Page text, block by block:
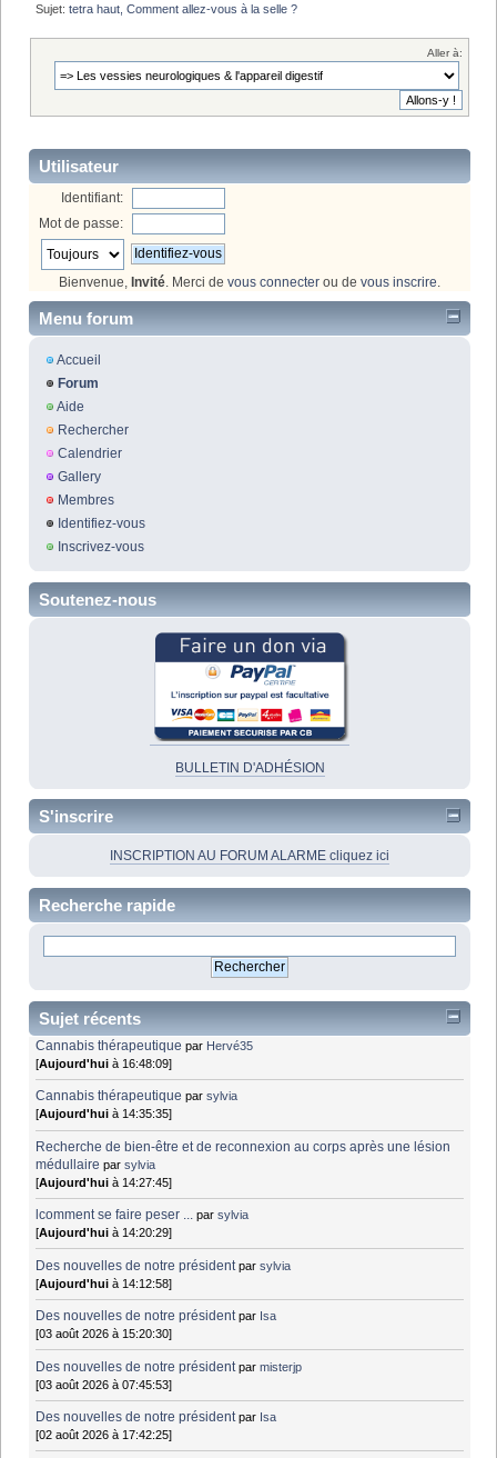
Sujet:tetra haut, Comment allez-vous à la selle ?
Aller à:
Utilisateur
Identifiant:
Mot de passe:
Bienvenue, Invité. Merci de vous connecter ou de vous inscrire.
Menu forum
Accueil
Forum
Aide
Rechercher
Calendrier
Gallery
Membres
Identifiez-vous
Inscrivez-vous
Soutenez-nous
BULLETIN D'ADHÉSION
S'inscrire
INSCRIPTION AU FORUM ALARME cliquez ici
Recherche rapide
Sujet récents
Cannabis thérapeutique par Hervé35
[Aujourd'hui à 16:48:09]
Cannabis thérapeutique parsylvia
[Aujourd'hui à 14:35:35]
Recherche de bien-être et de reconnexion au corps après une lésion
médullaire parsylvia
[Aujourd'hui à 14:27:45]
lcomment se faire peser ... parsylvia
[Aujourd'hui à 14:20:29]
Des nouvelles de notre président parsylvia
[Aujourd'hui à 14:12:58]
Des nouvelles de notre président par Isa
[03 août 2026 à 15:20:30]
Des nouvelles de notre président parmisterjp
[03 août 2026 à 07:45:53]
Des nouvelles de notre président par Isa
[02 août 2026 à 17:42:25]